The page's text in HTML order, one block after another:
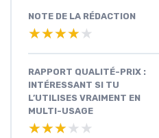
NOTE DE LA RÉDACTION
★★★★★
★★★★★
RAPPORT QUALITÉ-PRIX :
INTÉRESSANT SI TU
L’UTILISES VRAIMENT EN
MULTI-USAGE
★★★★★
★★★★★